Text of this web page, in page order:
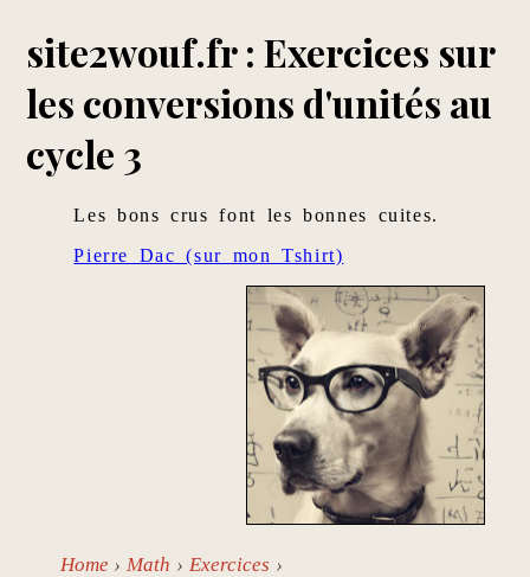
site2wouf.fr : Exercices sur
les conversions d'unités au
cycle 3
Les bons crus font les bonnes cuites.
Pierre Dac (sur mon Tshirt)
Home Math
Exercices